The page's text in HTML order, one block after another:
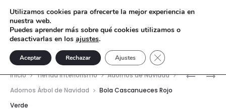
BOLA
BOLA
Inicio Tienda interiorismo
Adornos de Navidad
Adornos Árbol de Navidad
Bola Cascanueces Rojo
Verde
Utilizamos cookies para ofrecerte la mejor experiencia en
nuestra web.
Puedes aprender más sobre qué cookies utilizamos o
desactivarlas en los ajustes.
Aceptar Rechazar Ajustes Cerrar el banner de